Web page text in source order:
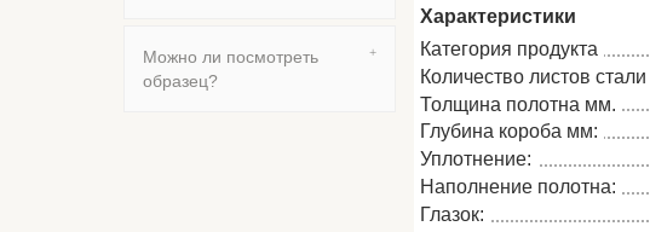
Можно ли посмотреть
образец?
Характеристики
Категория продукта
Количество листов стали
Толщина полотна мм.
Глубина короба мм:
Уплотнение:
Наполнение полотна:
Глазок: